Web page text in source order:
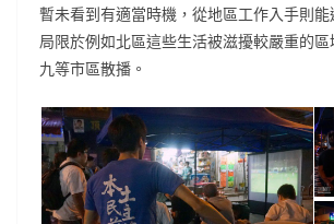
暫未看到有適當時機，從地區工作入手則能
局限於例如北區這些生活被滋擾較嚴重的
九等市區散播。